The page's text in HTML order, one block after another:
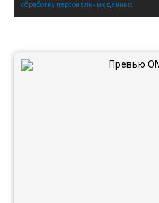
обработку персональных данных